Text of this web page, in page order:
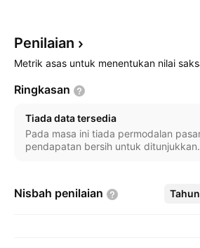
Penilaian
Metrik asas untuk menentukan nilai
Ringkasan
Tiada data tersedia
Pada masa ini tiada permodalan
pendapatan bersih untuk ditunjukkan.
Nisbah penilaian Lebih